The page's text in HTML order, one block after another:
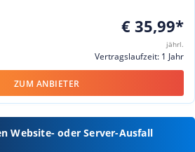
€ 35,99*
jährl.
Vertragslaufzeit: 1 Jahr
ZUM ANBIETER
Website- oder Server-Ausfall